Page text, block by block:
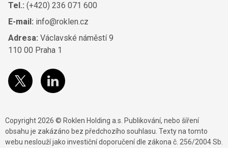
Tel.: (+420) 236 071 600
E-mail: info@roklen.cz
Adresa: Václavské náměstí 9
110 00 Praha 1
Copyright 2026 © Roklen Holding a.s. Publikování, nebo šíření
obsahu je zakázáno bez předchozího souhlasu. Texty na tomto
webu neslouží jako investiční doporučení dle zákona č. 256/2004 Sb.